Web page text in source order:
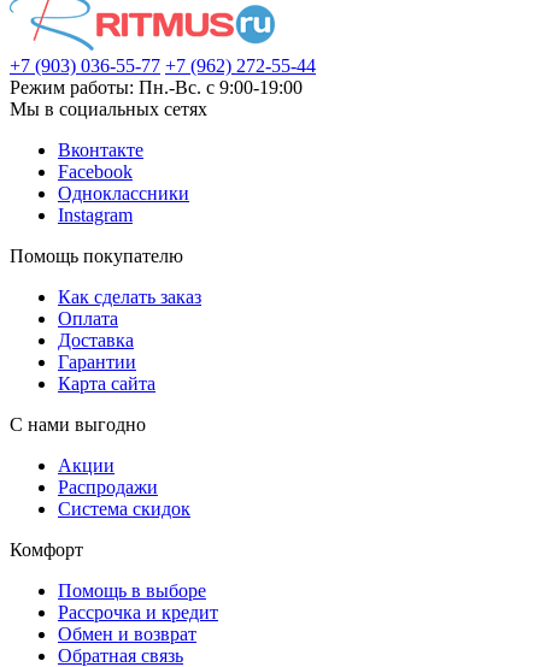
+7 (903) 036-55-77 +7 (962) 272-55-44
Режим работы: Пн.-Вс. с 9:00-19:00
Мы в социальных сетях
Вконтакте
Facebook
Одноклассники
Instagram
Помощь покупателю
Как сделать заказ
Оплата
Доставка
Гарантии
Карта сайта
С нами выгодно
Акции
Распродажи
Система скидок
Комфорт
Помощь в выборе
Рассрочка и кредит
Обмен и возврат
Обратная связь